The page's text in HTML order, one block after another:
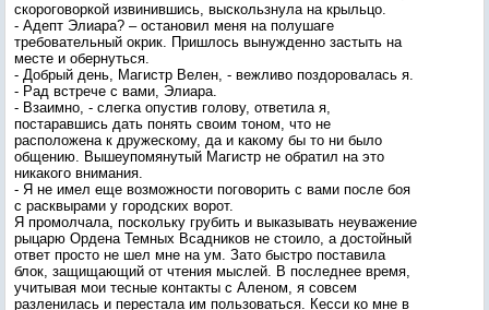
скороговоркой извинившись, выскользнула на крыльцо.
- Адепт Элиара? – остановил меня на полушаге
требовательный окрик. Пришлось вынужденно застыть на
месте и обернуться.
- Добрый день, Магистр Велен, - вежливо поздоровалась я.
- Рад встрече с вами, Элиара.
- Взаимно, - слегка опустив голову, ответила я,
постаравшись дать понять своим тоном, что не
расположена к дружескому, да и какому бы то ни было
общению. Вышеупомянутый Магистр не обратил на это
никакого внимания.
- Я не имел еще возможности поговорить с вами после боя
с расквырами у городских ворот.
Я промолчала, поскольку грубить и выказывать неуважение
рыцарю Ордена Темных Всадников не стоило, а достойный
ответ просто не шел мне на ум. Зато быстро поставила
блок, защищающий от чтения мыслей. В последнее время,
учитывая мои тесные контакты с Аленом, я совсем
разленилась и перестала им пользоваться. Кесси ко мне в